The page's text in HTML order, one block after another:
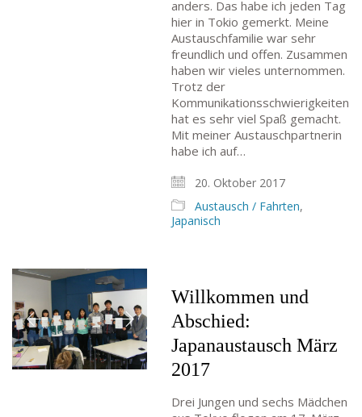
anders. Das habe ich jeden Tag
hier in Tokio gemerkt. Meine
Austauschfamilie war sehr
freundlich und offen. Zusammen
haben wir vieles unternommen.
Trotz der
Kommunikationsschwierigkeiten
hat es sehr viel Spaß gemacht.
Mit meiner Austauschpartnerin
habe ich auf…
20. Oktober 2017
Austausch / Fahrten,
Japanisch
Willkommen und
Abschied:
Japanaustausch März
2017
Drei Jungen und sechs Mädchen